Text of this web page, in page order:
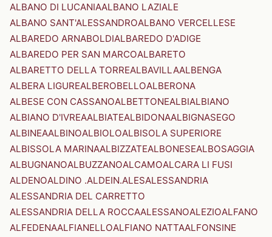
ALBANO DI LUCANIAALBANO LAZIALE
ALBANO SANT'ALESSANDROALBANO VERCELLESE
ALBAREDO ARNABOLDIALBAREDO D'ADIGE
ALBAREDO PER SAN MARCOALBARETO
ALBARETTO DELLA TORREALBAVILLAALBENGA
ALBERA LIGUREALBEROBELLOALBERONA
ALBESE CON CASSANOALBETTONEALBIALBIANO
ALBIANO D'IVREAALBIATEALBIDONAALBIGNASEGO
ALBINEAALBINOALBIOLOALBISOLA SUPERIORE
ALBISSOLA MARINAALBIZZATEALBONESEALBOSAGGIA
ALBUGNANOALBUZZANOALCAMOALCARA LI FUSI
ALDENOALDINO .ALDEIN.ALESALESSANDRIA
ALESSANDRIA DEL CARRETTO
ALESSANDRIA DELLA ROCCAALESSANOALEZIOALFANO
ALFEDENAALFIANELLOALFIANO NATTAALFONSINE